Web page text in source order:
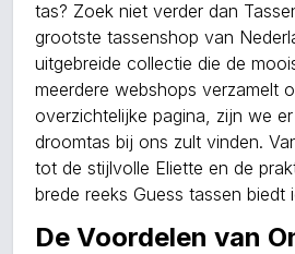
tas? Zoek niet verder dan
grootste tassenshop van
uitgebreide collectie die de
meerdere webshops verzamelt
overzichtelijke pagina, zijn we
droomtas bij ons zult vinden.
tot de stijlvolle Eliette en de
brede reeks Guess tassen biedt
De Voordelen van